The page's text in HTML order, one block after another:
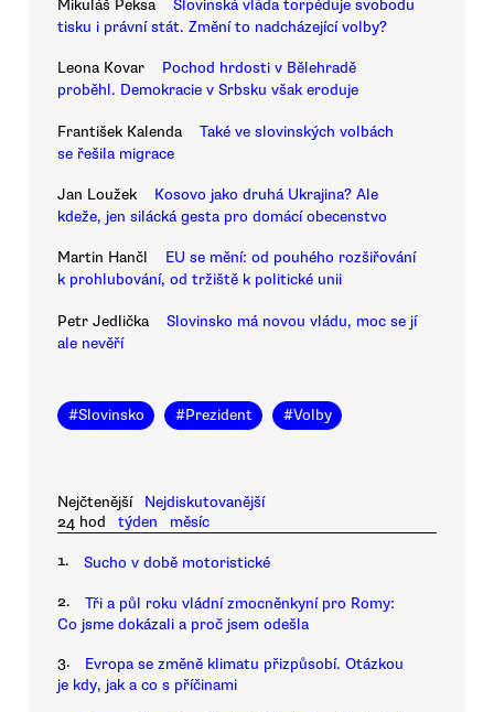
Mikuláš Peksa
Slovinská vláda torpéduje svobodu
tisku i právní stát. Změní to nadcházející volby?
Leona Kovar
Pochod hrdosti v Bělehradě
proběhl. Demokracie v Srbsku však eroduje
František Kalenda
Také ve slovinských volbách
se řešila migrace
Jan Loužek
Kosovo jako druhá Ukrajina? Ale
kdeže, jen silácká gesta pro domácí obecenstvo
Martin Hančl
EU se mění: od pouhého rozšiřování
k prohlubování, od tržiště k politické unii
Petr Jedlička
Slovinsko má novou vládu, moc se jí
ale nevěří
#Slovinsko #Prezident #Volby
Nejčtenější
Nejdiskutovanější
24 hod
týden měsíc
1. Sucho v době motoristické
2.
Tři a půl roku vládní zmocněnkyní pro Romy:
Co jsme dokázali a proč jsem odešla
3.
Evropa se změně klimatu přizpůsobí. Otázkou
je kdy, jak a co s příčinami